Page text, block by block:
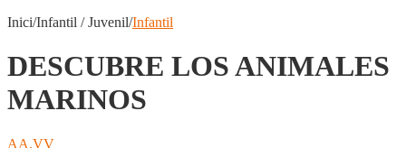
Inici/Infantil / Juvenil/Infantil
DESCUBRE LOS ANIMALES
MARINOS
AA.VV